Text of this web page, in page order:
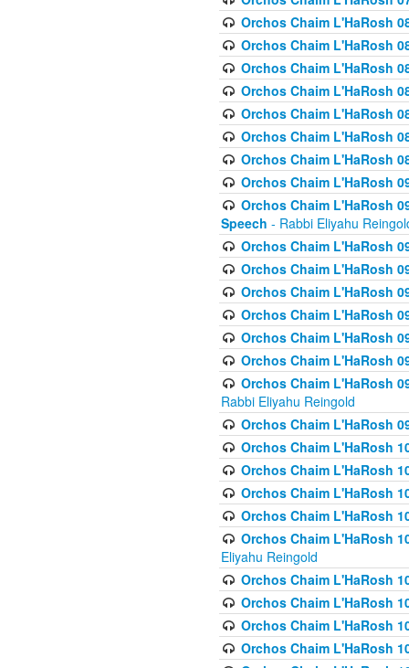
Orchos Chaim L'HaRosh
Orchos Chaim L'HaRosh
Orchos Chaim L'HaRosh
Orchos Chaim L'HaRosh
Orchos Chaim L'HaRosh
Orchos Chaim L'HaRosh
Orchos Chaim L'HaRosh
Orchos Chaim L'HaRosh
Orchos Chaim L'HaRosh
Speech - Rabbi Eliyahu
Orchos Chaim L'HaRosh
Orchos Chaim L'HaRosh
Orchos Chaim L'HaRosh
Orchos Chaim L'HaRosh
Orchos Chaim L'HaRosh
Orchos Chaim L'HaRosh
Orchos Chaim L'HaRosh
Rabbi Eliyahu Reingold
Orchos Chaim L'HaRosh
Orchos Chaim L'HaRosh
Orchos Chaim L'HaRosh
Orchos Chaim L'HaRosh
Orchos Chaim L'HaRosh
Orchos Chaim L'HaRosh
Eliyahu Reingold
Orchos Chaim L'HaRosh
Orchos Chaim L'HaRosh
Orchos Chaim L'HaRosh
Orchos Chaim L'HaRosh